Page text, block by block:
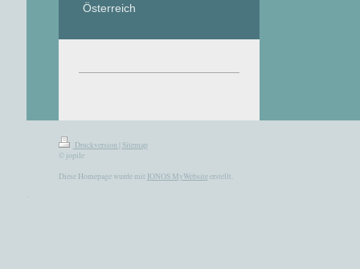
Österreich
Druckversion Sitemap
© jopile
Diese Homepage wurde mit IONOS MyWebsiteerstellt.